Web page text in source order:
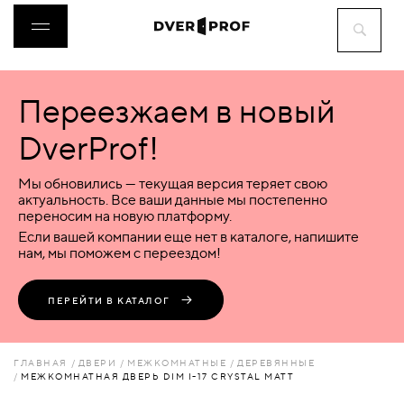
ДВЕРИ
ФУРНИТУРА
ВОРОТА
ПЕРЕГОРОДКИ
Переезжаем в новый
DverProf!
Мы обновились — текущая версия теряет свою
актуальность. Все ваши данные мы постепенно
переносим на новую платформу.
Если вашей компании еще нет в каталоге, напишите
нам, мы поможем с переездом!
ПЕРЕЙТИ В КАТАЛОГ
ГЛАВНАЯ ДВЕРИ МЕЖКОМНАТНЫЕ
ДЕРЕВЯННЫЕ
МЕЖКОМНАТНАЯ ДВЕРЬ DIM I-17 CRYSTAL MATT